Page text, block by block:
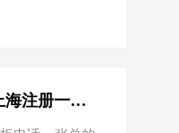
当老板 先别
有了执照，你
上海咨询公司注册全攻略：流程简、费用低，节税妙招大揭秘-在上海注册一家咨询公司的流程和费用